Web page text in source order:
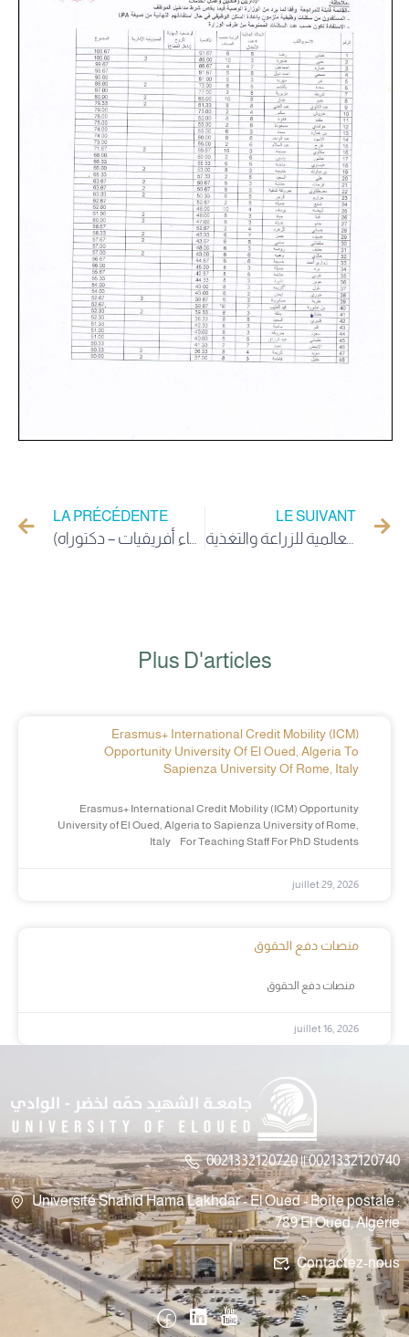
LA PRÉCÉDENTE
دعوة لتقديم الطلبات – برنامج المنح الدراسية الإسباني “تعلم أفريقيا 2025” (نساء أفريقيات – دكتوراه)
LE SUIVANT
دعوةللمشاركة في الندوة العالمية للبيوتكنولوجيا الزراعية التي تنظمها المنظمة العالمية للزراعة والتغذية
Plus D'articles
Erasmus+ International Credit Mobility (ICM)
Opportunity University Of El Oued, Algeria To
Sapienza University Of Rome, Italy
Erasmus+ International Credit Mobility (ICM) Opportunity
University of El Oued, Algeria to Sapienza University of Rome,
Italy For Teaching Staff For PhD Students
juillet 29, 2026
منصات دفع الحقوق
juillet 16, 2026
0021332120720 || 0021332120740
Université Shahid Hama Lakhdar - El Oued - Boîte postale :
789 El Oued, Algérie
Contactez-nous